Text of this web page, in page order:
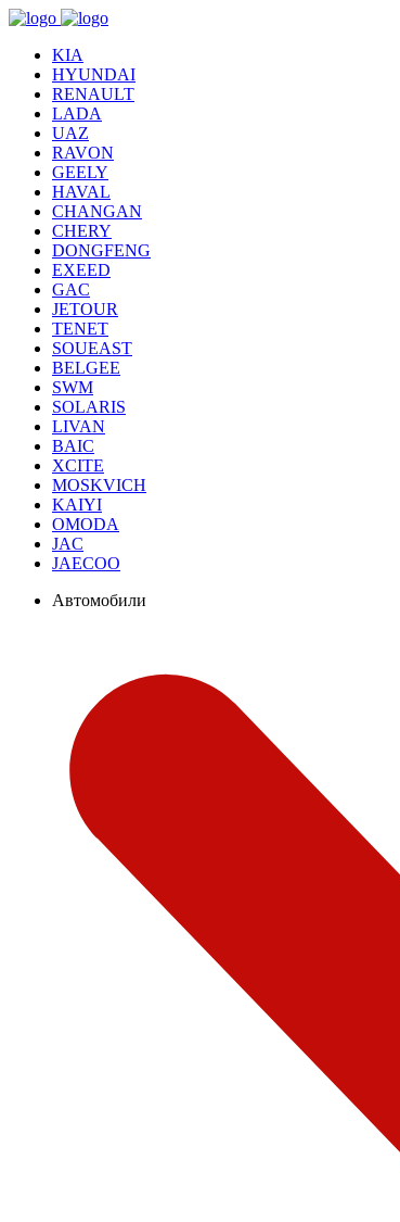
KIA
HYUNDAI
RENAULT
LADA
UAZ
RAVON
GEELY
HAVAL
CHANGAN
CHERY
DONGFENG
EXEED
GAC
JETOUR
TENET
SOUEAST
BELGEE
SWM
SOLARIS
LIVAN
BAIC
XCITE
MOSKVICH
KAIYI
OMODA
JAC
JAECOO
Автомобили